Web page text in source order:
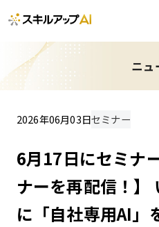
ニュ
2026年06月03日セミナー
6月17日にセミナ
ナーを再配信！】
に「自社専用AI」